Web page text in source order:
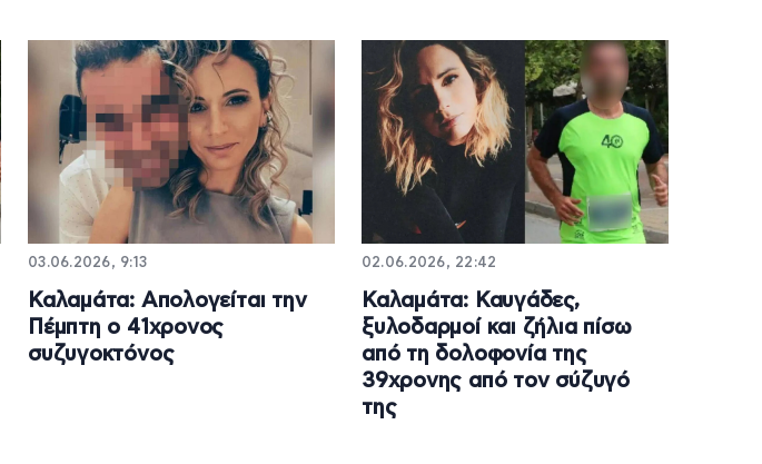
03.06.2026, 9:13
Καλαμάτα: Απολογείται την
Πέμπτη ο 41χρονος
συζυγοκτόνος
02.06.2026, 22:42
Καλαμάτα: Καυγάδες,
ξυλοδαρμοί και ζήλια πίσω
από τη δολοφονία της
39χρονης από τον σύζυγό
της